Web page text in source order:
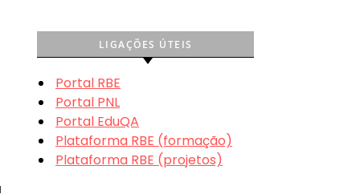
LIGAÇÕES ÚTEIS
Portal RBE
Portal PNL
Portal EduQA
Plataforma RBE (formação)
Plataforma RBE (projetos)